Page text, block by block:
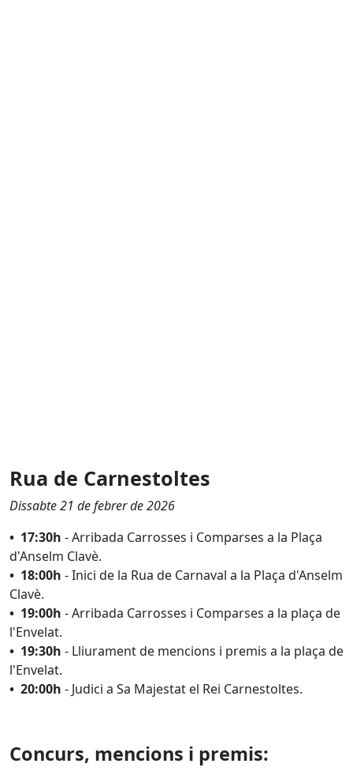
Rua de Carnestoltes
Dissabte 21 de febrer de 2026
• 17:30h -Arribada Carrosses i Comparses a la Plaça
d'Anselm Clavè.
• 18:00h - Inici de la Rua de Carnaval a la Plaça d'Anselm
Clavè.
• 19:00h - Arribada Carrosses i Comparses a la plaça de
l'Envelat.
• 19:30h - Lliurament de mencions i premis a la plaça de
l'Envelat.
• 20:00h - Judici a Sa Majestat el Rei Carnestoltes.
Concurs, mencions i premis: